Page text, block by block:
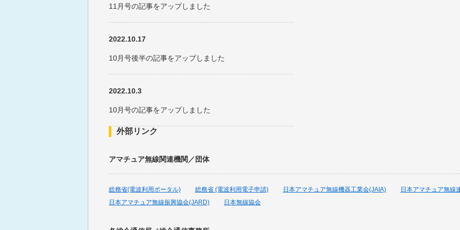
11月号の記事をアップしました
2022.10.17
10月号後半の記事をアップしました
2022.10.3
10月号の記事をアップしました
9月号後半の記事をアップしました
2022.9.1
外部リンク
アマチュア無線関連機関／団体
総務省(電波利用ポータル) 総務省 (電波利用電子申請) 日本アマチュア無線機器工業会(JAIA)
日本アマチュア無線
日本アマチュア無線振興協会(JARD)
日本無線協会